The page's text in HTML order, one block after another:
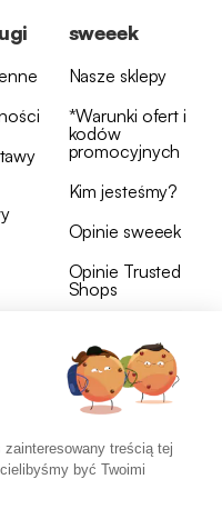
sweeek
Nasze sklepy
*Warunki ofert i
kodów
promocyjnych
Kim jesteśmy?
Opinie sweeek
Opinie Trusted
Shops
cookie